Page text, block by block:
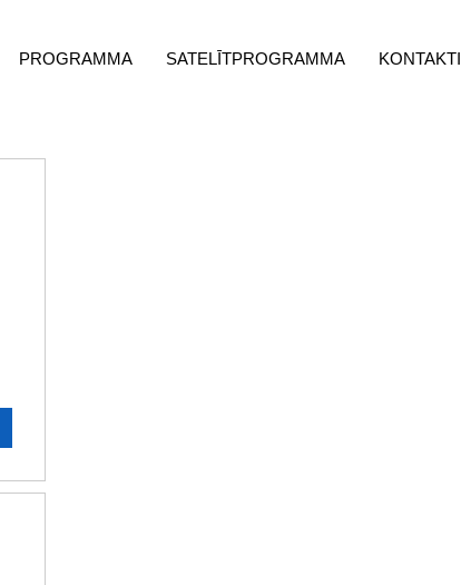
PROGRAMMA SATELĪTPROGRAMMA KONTAKTI